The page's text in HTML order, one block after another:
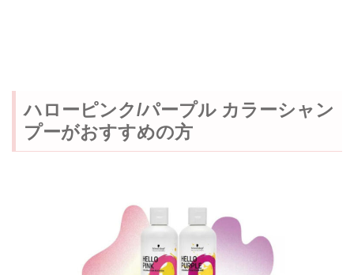
ハローピンク/パープル カラーシャン
プーがおすすめの方